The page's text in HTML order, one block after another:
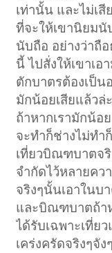
เท่านั้น และไม่เ
ที่จะให้เขานิยมนั
นับถือ อย่างว่าถื
นี้ ไปสั่งให้เขาเ
ตักบาตรต้องเป็
มักน้อยเสียแล้ว
ถ้าหากเรามักน้อ
จะทำก็ช่างไม่ทำ
เที่ยวบิณฑบาตจ
จำกัดไว้หลายคว
จริงๆนั้นเอาในบ
และบิณฑบาตถ้า
ได้รับเฉพาะเที่ย
เคร่งครัดจริงๆจั